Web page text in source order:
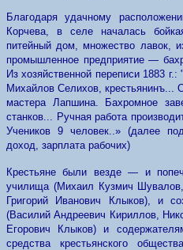
Благодаря удачному
Корчева, в селе началась
питейный дом, множество лавок,
промышленное предприятие —
Из хозяйственной переписи 1883
Михайлов Селихов, крестьянинъ...
мастера Лапшина. Бахромное
станков... Ручная работа
Учеников 9 человек..» (далее
доход, зарплата рабочих)
Крестьяне были везде — и
училища (Михаил Кузмич
Григорий Иванович Клыков), и
(Василий Андреевич Кириллов,
Егорович Клыков) и
средства крестьянского